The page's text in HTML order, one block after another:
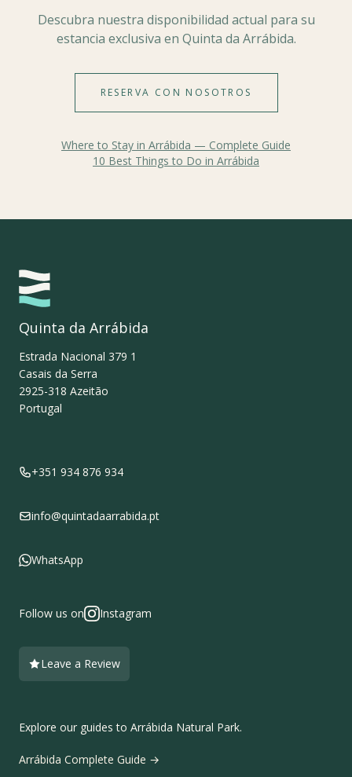
Descubra nuestra disponibilidad actual para su
estancia exclusiva en Quinta da Arrábida.
RESERVA CON NOSOTROS
Where to Stay in Arrábida — Complete Guide
10 Best Things to Do in Arrábida
Quinta da Arrábida
Estrada Nacional 379 1
Casais da Serra
2925-318 Azeitão
Portugal
+351 934 876 934
info@quintadaarrabida.pt
WhatsApp
Follow us on Instagram
Leave a Review
Explore our guides to Arrábida Natural Park.
Arrábida Complete Guide →